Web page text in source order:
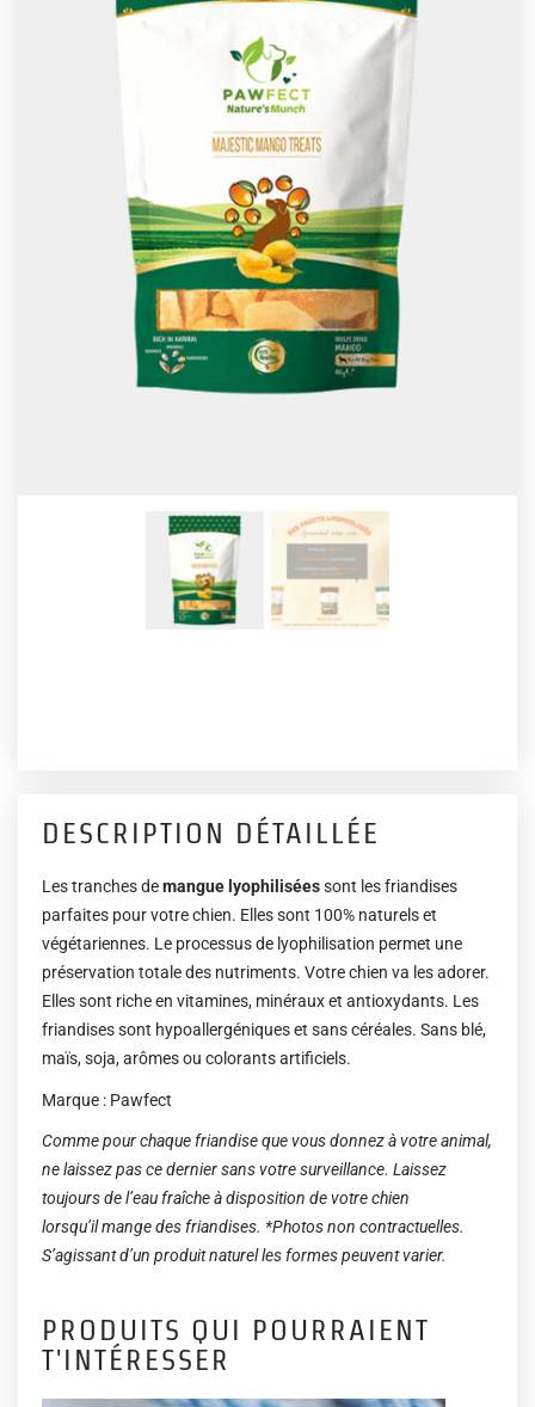
DESCRIPTION DÉTAILLÉE
Les tranches demangue lyophiliséessont les friandises
parfaites pour votre chien. Elles sont 100% naturels et
végétariennes. Le processus de lyophilisation permet une
préservation totale des nutriments. Votre chien va les adorer.
Elles sont riche en vitamines, minéraux et antioxydants. Les
friandises sont hypoallergéniques et sans céréales. Sans blé,
maïs, soja, arômes ou colorants artificiels.
Marque : Pawfect
Comme pour chaque friandise que vous donnez à votre animal,
ne laissez pas ce dernier sans votre surveillance. Laissez
toujours de l’eau fraîche à disposition de votre chien
lorsqu’il mange des friandises. *Photos non contractuelles.
S’agissant d’un produit naturel les formes peuvent varier.
PRODUITS QUI POURRAIENT
T'INTÉRESSER